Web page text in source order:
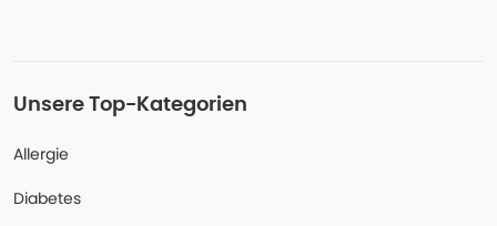
Unsere Top-Kategorien
Allergie
Diabetes